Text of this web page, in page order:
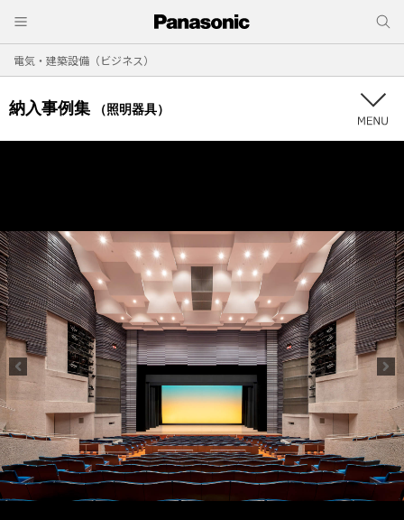
電気・建築設備（ビジネス）
納入事例集 （照明器具）